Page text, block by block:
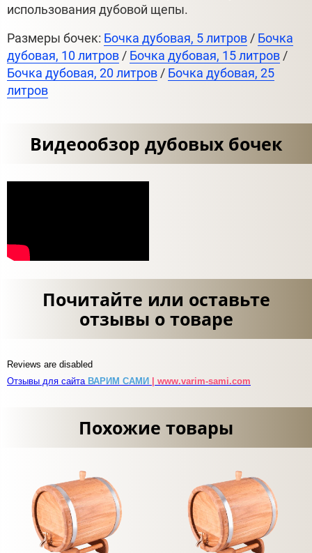
использования дубовой щепы.
Размеры бочек: Бочка дубовая, 5 литров/ Бочка
дубовая, 10 литров/ Бочка дубовая, 15 литров/
Бочка дубовая, 20 литров/ Бочка дубовая, 25
литров
Видеообзор дубовых бочек
Почитайте или оставьте
отзывы о товаре
Reviews are disabled
Отзывы для сайта ВАРИМ САМИ | www.varim-sami.com
Похожие товары